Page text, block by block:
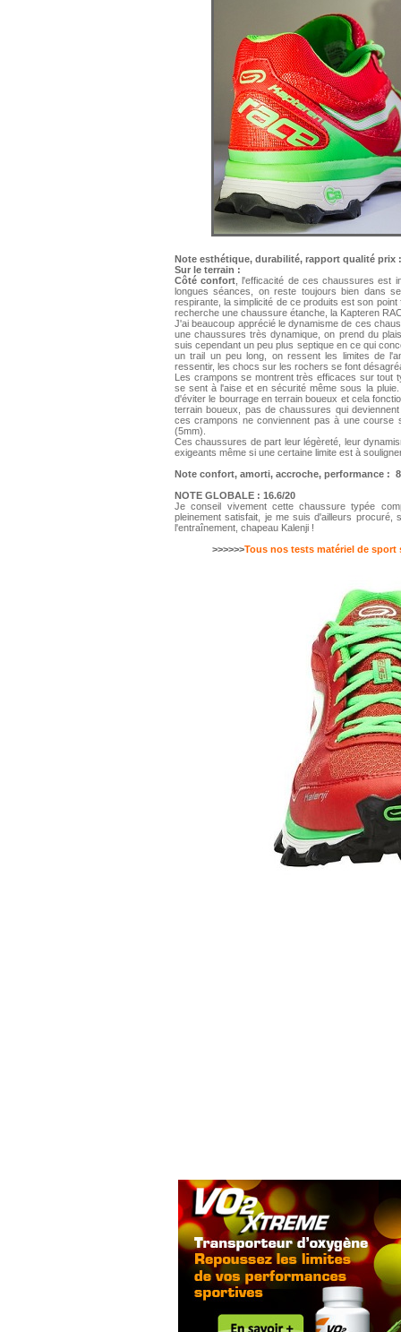
Note esthétique, durabilité, rapport qualité prix
Sur le terrain :
Côté confort , l'efficacité de ces chaussures est
longues séances, on reste toujours bien dans
respirante, la simplicité de ce produits est son
recherche une chaussure étanche, la Kapteren
J'ai beaucoup apprécié le dynamisme de ces
une chaussures très dynamique, on prend du
suis cependant un peu plus septique en ce qui
un trail un peu long, on ressent les limites de
ressentir, les chocs sur les rochers se font
Les crampons se montrent très efficaces sur tout
se sent à l'aise et en sécurité même sous la
d'éviter le bourrage en terrain boueux et cela
terrain boueux, pas de chaussures qui
ces crampons ne conviennent pas à une course
(5mm).
Ces chaussures de part leur légèreté, leur
exigeants même si une certaine limite est à
Note confort, amorti, accroche, performance :
NOTE GLOBALE : 16.6/20
Je conseil vivement cette chaussure typée
pleinement satisfait, je me suis d'ailleurs
l'entraînement, chapeau Kalenji !
>>>>>>Tous nos tests matériel de sport